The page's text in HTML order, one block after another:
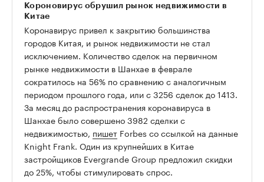
Короновирус обрушил рынок недвижимости в
Китае
Коронавируc привел к закрытию большинства
городов Китая, и рынок недвижимости не стал
исключением. Количество сделок на первичном
рынке недвижимости в Шанхае в феврале
сократилось на 56% по сравнению с аналогичным
периодом прошлого года, или с 3256 сделок до 1413.
За месяц до распространения коронавируса в
Шанхае было совершено 3982 сделки с
недвижимостью, пишет Forbes со ссылкой на данные
Knight Frank. Один из крупнейших в Китае
застройщиков Evergrande Group предложил скидки
до 25%, чтобы стимулировать спрос.